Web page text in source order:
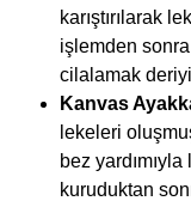
karıştırılarak
işlemden sonra
cilalamak
Kanvas
lekeleri
bez
kuruduktan